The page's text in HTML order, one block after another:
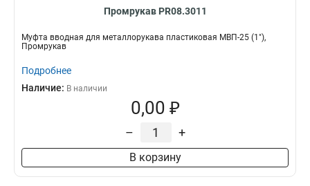
Промрукав PR08.3011
Муфта вводная для металлорукава пластиковая МВП-25 (1"),
Промрукав
Подробнее
Наличие: В наличии
0,00 ₽
– +
В корзину